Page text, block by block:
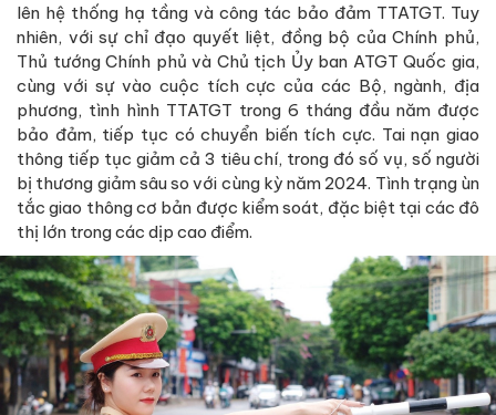
lên hệ thống hạ tầng và công tác bảo đảm TTATGT. Tuy
nhiên, với sự chỉ đạo quyết liệt, đồng bộ của Chính phủ,
Thủ tướng Chính phủ và Chủ tịch Ủy ban ATGT Quốc gia,
cùng với sự vào cuộc tích cực của các Bộ, ngành, địa
phương, tình hình TTATGT trong 6 tháng đầu năm được
bảo đảm, tiếp tục có chuyển biến tích cực. Tai nạn giao
thông tiếp tục giảm cả 3 tiêu chí, trong đó số vụ, số người
bị thương giảm sâu so với cùng kỳ năm 2024. Tình trạng ùn
tắc giao thông cơ bản được kiểm soát, đặc biệt tại các đô
thị lớn trong các dịp cao điểm.